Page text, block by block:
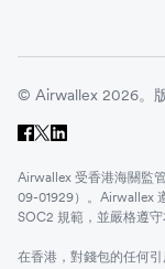
© Airwallex 2026。版
Airwallex 受香港海關監
09-01929）。Airwallex
SOC2 規範，並嚴格遵守
在香港，對錢包的任何